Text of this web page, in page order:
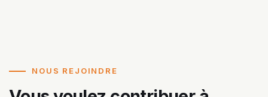
NOUS REJOINDRE